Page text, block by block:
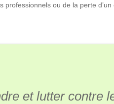
professionnels ou de la perte
et lutter contre